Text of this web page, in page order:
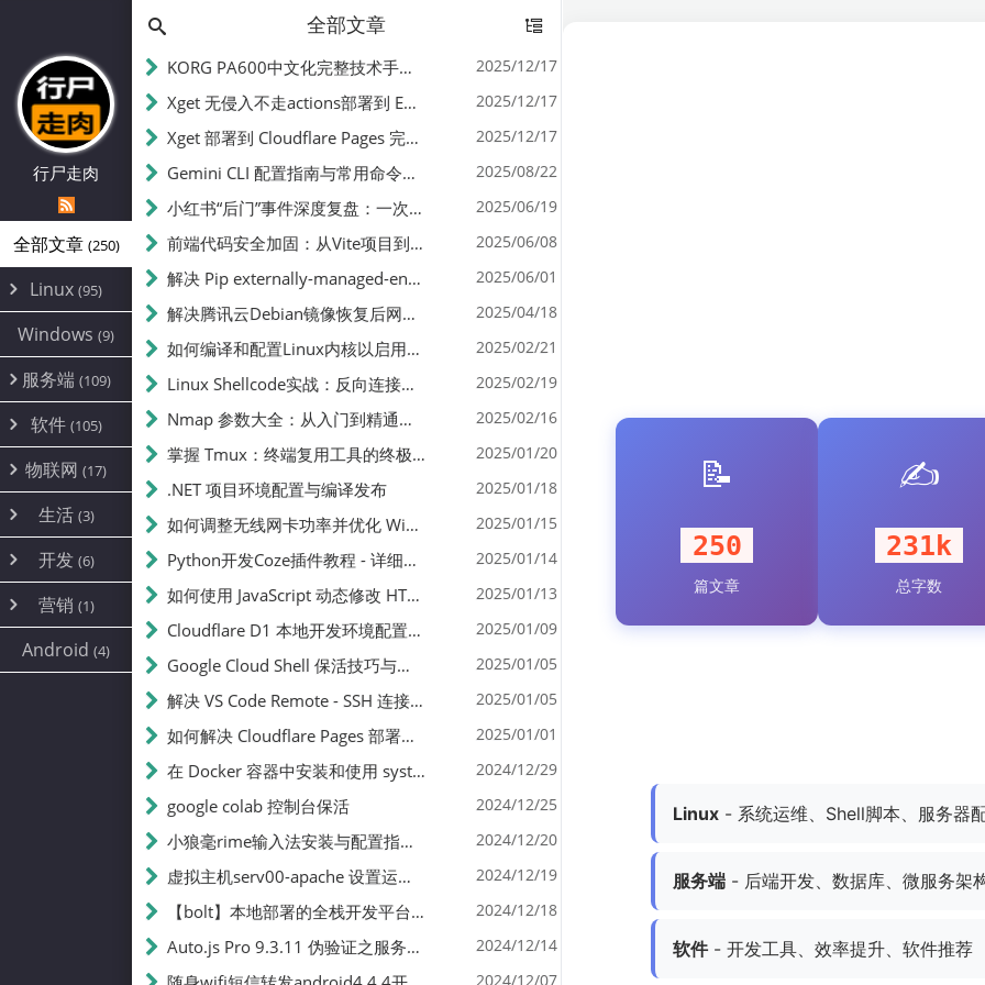
行尸走肉
全部文章 (250)
Linux (95)
Alpine
CentOS(17)
Debian(24)
ProxmoxVE
Ubuntu(7)
Windows (9)
服务端 (109)
环境配置
DD重装(3)
加速优化(34)
面板(12)
容器
游戏 (7)
饥荒(7)
云服务商(4)
WEB源码(6)
建站(5)
软件 (105)
安全(12)
办公(4)
图片 (2)
文件
系统 (35)
AI(10)
物联网 (17)
路由器
随身wifi(1)
mobile(14)
刷机
magisk
生活 (3)
线报
sim卡(1)
开发 (6)
编译
JavaScript(2)
python(2)
营销 (1)
公关(1)
SEO(1)
Android (4)
全部文章
KORG PA600中文化完整技术手册 - 从逆向到实现的全流程指南 2025/12/17
Xget 无侵入不走actions部署到 EdgeOne Pages 指南 2025/12/17
Xget 部署到 Cloudflare Pages 完整指南 - 无需修改源码的构建配置 2025/12/17
Gemini CLI 配置指南与常用命令中文翻译 | API Key、MCP、代理设置 2025/08/22
小红书“后门”事件深度复盘：一次沉默危机下的品牌、技术与流程三重考验 2025/06/19
前端代码安全加固：从Vite项目到纯静态页面的深度混淆技术备忘 2025/06/08
解决 Pip externally-managed-environment 错误：临时与永久绕过方案 2025/06/01
解决腾讯云Debian镜像恢复后网络不通问题 2025/04/18
如何编译和配置Linux内核以启用BBR2 | 内核编译教程 2025/02/21
Linux Shellcode实战：反向连接、持久化、免杀技术详解（MSF,Cobalt Strike）- 从原理到C加载器实现 2025/02/19
Nmap 参数大全：从入门到精通，掌握网络扫描的核心技巧 2025/02/16
掌握 Tmux：终端复用工具的终极指南 2025/01/20
.NET 项目环境配置与编译发布 2025/01/18
如何调整无线网卡功率并优化 Wifite 的功率设置 2025/01/15
Python开发Coze插件教程 - 详细步骤与注意事项 2025/01/14
如何使用 JavaScript 动态修改 HTML 中的权限文本 | 前端开发教程 2025/01/13
Cloudflare D1 本地开发环境配置指南 | CF Pages Local Development Guide 2025/01/09
Google Cloud Shell 保活技巧与配额时间查看方法 2025/01/05
解决 VS Code Remote - SSH 连接失败问题：从权限问题到成功启动 2025/01/05
如何解决 Cloudflare Pages 部署中的 API Token 权限问题 2025/01/01
在 Docker 容器中安装和使用 systemctl 的完整指南 2024/12/29
google colab 控制台保活 2024/12/25
小狼毫rime输入法安装与配置指南：从基础到高级自定义 2024/12/20
虚拟主机serv00-apache 设置运行目录 2024/12/19
【bolt】本地部署的全栈开发平台，支持本地及众多API，本地一键生成应用，部署教程 2024/12/18
Auto.js Pro 9.3.11 伪验证之服务器接口 Nginx 版 2024/12/14
2024/12/07
<
>
📝
250
篇文章
✍️
231k
总字数
Linux - 系统运维、Shell脚本、服务器
服务端 - 后端开发、数据库、微服务架
软件- 开发工具、效率提升、软件推荐